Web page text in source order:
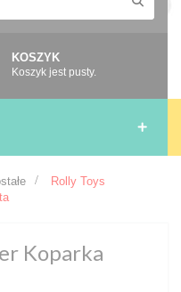
KOSZYK
Koszyk jest pusty.
>
Rolly Toys
Koparka